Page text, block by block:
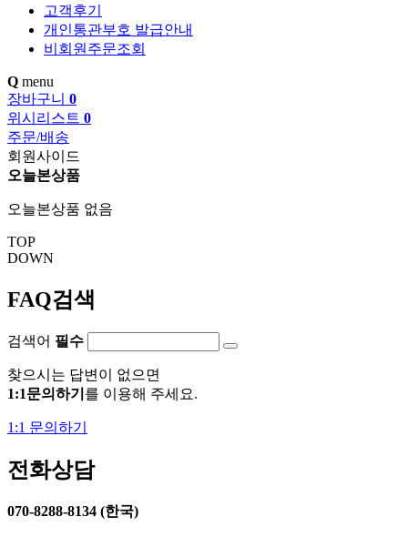
고객후기
개인통관부호 발급안내
비회원주문조회
Q menu
장바구니 0
위시리스트 0
주문/배송
회원사이드
오늘본상품
오늘본상품 없음
TOP
DOWN
FAQ검색
검색어 필수
찾으시는 답변이 없으면
1:1문의하기 를 이용해 주세요.
1:1 문의하기
전화상담
070-8288-8134 (한국)